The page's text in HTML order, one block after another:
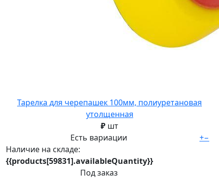
Тарелка для черепашек 100мм, полиуретановая
утолщенная
₽ шт
Есть вариации
Наличие на складе:
{{products[59831].availableQuantity}}
Под заказ
+−